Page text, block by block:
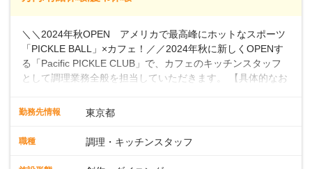
▼交通費支給（上限月10万円)
※第二新卒は月給22万円～
＼＼2024年秋OPEN アメリカで最高峰にホットなスポーツ
「PICKLE BALL」×カフェ！／／2024年秋に新しくOPENす
る「Pacific PICKLE CLUB」で、カフェのキッチンスタッフ
として調理業務全般を担当していただきます。 【具体的なお
清掃などスキルや希望に応じて、新メニューの開発にも積極
新店舗の立ち上げに貢献し、カフェの成功に向けた重要な役
で4880万人がプレイしていると言われ、特にビジネスリーダ
勤務先情報 東京都
職種 調理・キッチンスタッフ